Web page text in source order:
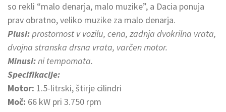
so rekli “malo denarja, malo muzike”, a Dacia ponuja
prav obratno, veliko muzike za malo denarja.
Plusi:prostornost v vozilu, cena, zadnja dvokrilna vrata,
dvojna stranska drsna vrata, varčen motor.
Minusi:ni tempomata.
Specifikacije:
Motor: 1.5-litrski, štirje cilindri
Moč: 66 kW pri 3.750 rpm